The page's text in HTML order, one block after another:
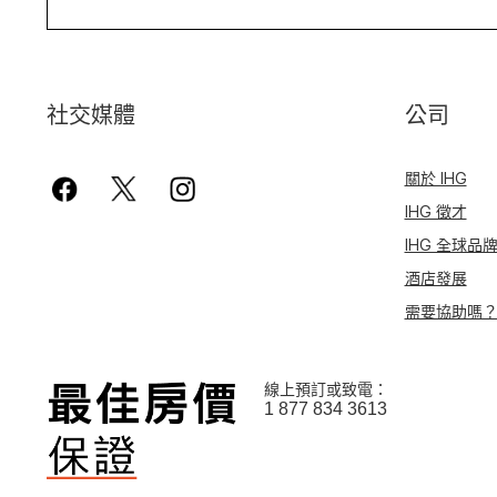
社交媒體 公司
關於 IHG
IHG 徵才
IHG 全球品牌
酒店發展
需要協助嗎？
線上預訂或致電：
1 877 834 3613